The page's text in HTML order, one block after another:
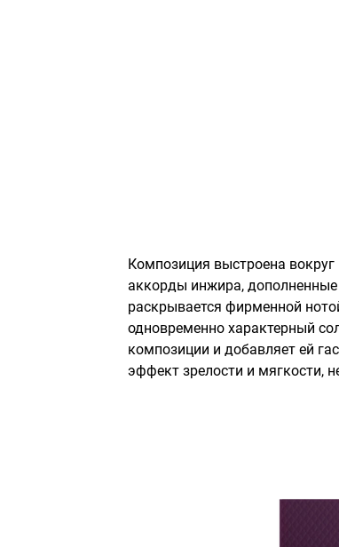
Композиция выстроена вокруг
аккорды инжира,
раскрывается фирменной
одновременно характерный
композиции и добавляет ей
эффект зрелости и мягкости,